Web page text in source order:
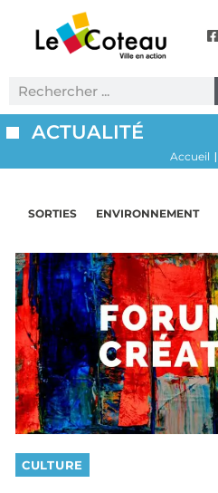
ACTUALITÉ
Accueil |
SORTIES ENVIRONNEMENT
CULTURE